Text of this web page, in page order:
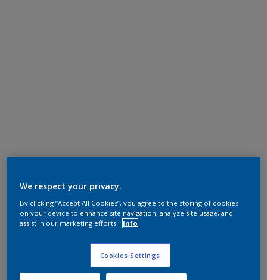
We respect your privacy.
By clicking “Accept All Cookies”, you agree to the storing of cookies
on your device to enhance site navigation, analyze site usage, and
assist in our marketing efforts.
Info
Cookies Settings